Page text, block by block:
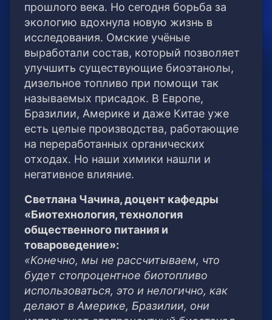
прошлого века. Но сегодня борьба за
экологию вдохнула новую жизнь в
исследования. Омские учёные
выработали состав, который позволяет
улучшить существующие биоэтанолы,
дизельное топливо при помощи так
называемых присадок. В Европе,
Бразилии, Америке и даже Китае уже
есть целые производства, работающие
на переработанных органических
отходах. Но наши химики нашли и
негативное влияние.
Светлана Чачина, доцент кафедры
«Биотехнология, технология
общественного питания и
товароведение»:
«Конечно, мы не рассчитываем, что
будет стопроцентное биотопливо
использоваться, это и нелогично, как
делают в Америке, Бразилии, они